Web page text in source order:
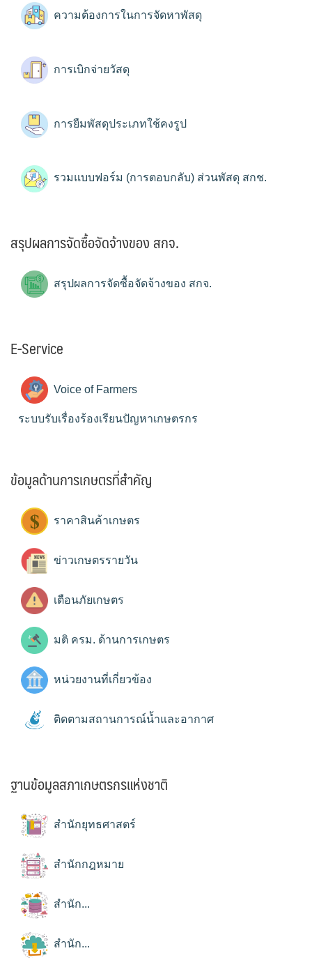
ความต้องการในการจัดหาพัสดุ
การเบิกจ่ายวัสดุ
การยืมพัสดุประเภทใช้คงรูป
รวมแบบฟอร์ม (การตอบกลับ) ส่วนพัสดุ สกช.
สรุปผลการจัดซื้อจัดจ้างของ สกจ.
สรุปผลการจัดซื้อจัดจ้างของ สกจ.
E-Service
Voice of Farmers
ระบบรับเรื่องร้องเรียนปัญหาเกษตรกร
ข้อมูลด้านการเกษตรที่สำคัญ
ราคาสินค้าเกษตร
ข่าวเกษตรรายวัน
เตือนภัยเกษตร
มติ ครม. ด้านการเกษตร
หน่วยงานที่เกี่ยวข้อง
ติดตามสถานการณ์น้ำและอากาศ
ฐานข้อมูลสภาเกษตรกรแห่งชาติ
สำนักยุทธศาสตร์
สำนักกฎหมาย
สำนัก...
สำนัก...